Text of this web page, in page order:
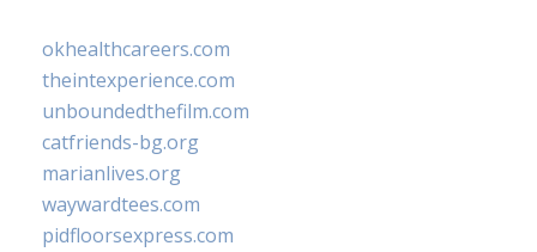
okhealthcareers.com
theintexperience.com
unboundedthefilm.com
catfriends-bg.org
marianlives.org
waywardtees.com
pidfloorsexpress.com